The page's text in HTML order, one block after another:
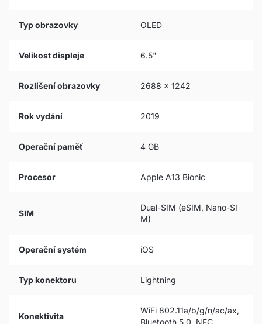
Typ obrazovky OLED
Velikost displeje 6.5"
Rozlišení obrazovky 2688 x 1242
Rok vydání 2019
Operační paměť 4 GB
Procesor Apple A13 Bionic
SIM
Dual-SIM (eSIM, Nano-SI
M)
Operační systém iOS
Typ konektoru Lightning
Konektivita
WiFi 802.11a/b/g/n/ac/ax,
Bluetooth 5.0, NFC